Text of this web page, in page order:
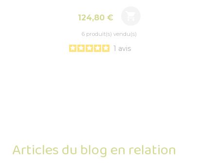
Prix
124,80 €
6 produit(s) vendu(s)
1 avis
Articles du blog en relation